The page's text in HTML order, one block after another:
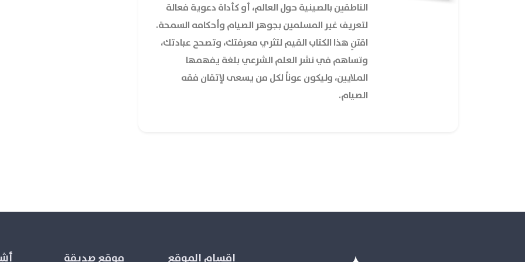
الناطقين بالصينية حول العالم، أو كأداة دعوية فعالة
لتعريف غير المسلمين بجوهر الصيام وأحكامه السمحة.
اقتنِ هذا الكتاب القيم لتثري معرفتك، وتصحح عبادتك،
وتساهم في نشر العلم الشرعي بلغة يفهمها
الملايين، وليكون عوناً لكل من يسعى لإتقان فقه
الصيام.
اقسام الموقع موقع صديقة